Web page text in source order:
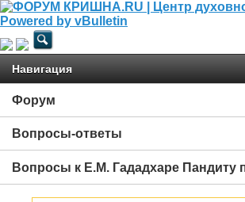
Навигация
Форум
Вопросы-ответы
Вопросы к Е.М. Гададхаре Пандиту